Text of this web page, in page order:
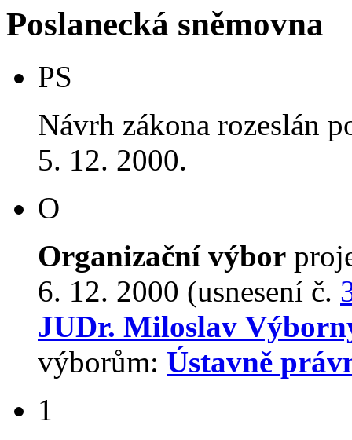
Poslanecká sněmovna
PS
Návrh zákona rozeslán
5. 12. 2000.
O
Organizační výbor
6. 12. 2000 (usnesení č.
JUDr. Miloslav
výborům: Ústavně
1